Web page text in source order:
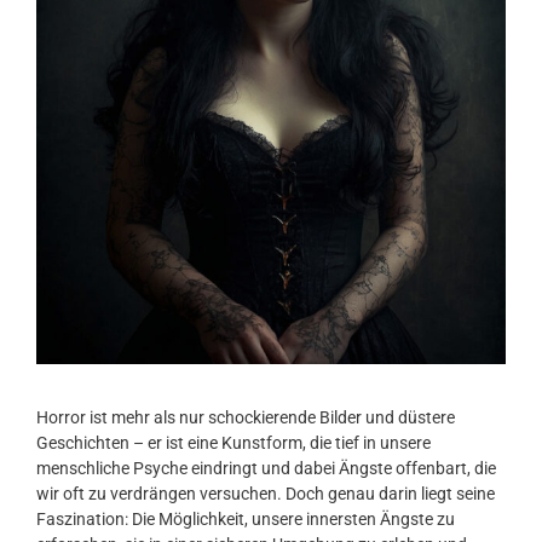
Horror ist mehr als nur schockierende Bilder und düstere
Geschichten – er ist eine Kunstform, die tief in unsere
menschliche Psyche eindringt und dabei Ängste offenbart, die
wir oft zu verdrängen versuchen. Doch genau darin liegt seine
Faszination: Die Möglichkeit, unsere innersten Ängste zu